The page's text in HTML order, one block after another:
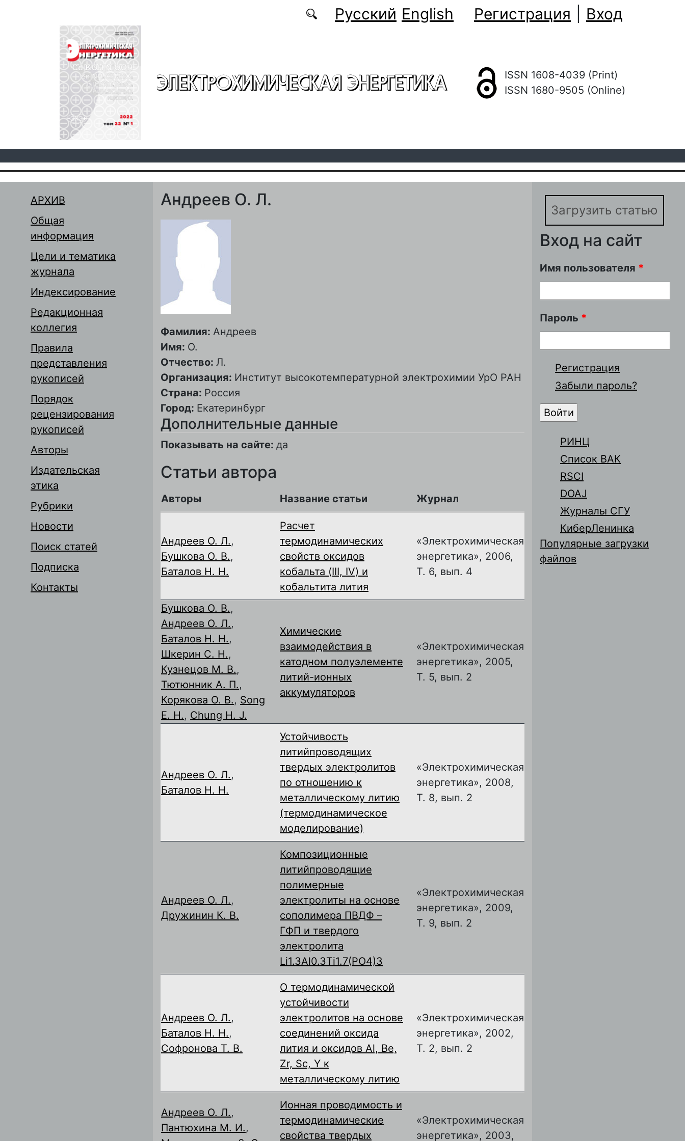
Русский English Регистрация Вход
ЭЛЕКТРОХИМИЧЕСКАЯ ЭНЕРГЕТИКА
ISSN 1608-4039 (Print)
ISSN 1680-9505 (Online)
АРХИВ
Общая
информация
Цели и тематика
журнала
Индексирование
Редакционная
коллегия
Правила
представления
рукописей
Порядок
рецензирования
рукописей
Авторы
Издательская
этика
Рубрики
Новости
Поиск статей
Подписка
Контакты
Андреев О. Л.
Фамилия: Андреев
Имя: О.
Отчество: Л.
Организация: Институт высокотемпературной электрохимии УрО РАН
Страна: Россия
Город: Екатеринбург
Дополнительные данные
Показывать на сайте: да
Статьи автора
Авторы Название статьи Журнал
Андреев О. Л.,
Бушкова О. В.,
Баталов Н. Н.
Расчет
термодинамических
свойств оксидов
кобальта (III, IV) и
кобальтита лития
«Электрохимическая
энергетика», 2006,
Т. 6, вып. 4
Бушкова О. В.,
Андреев О. Л.,
Баталов Н. Н.,
Шкерин С. Н.,
Кузнецов М. В.,
Тютюнник А. П.,
Корякова О. В., Song
E. H., Chung H. J.
Химические
взаимодействия в
катодном полуэлементе
литий-ионных
аккумуляторов
«Электрохимическая
энергетика», 2005,
Т. 5, вып. 2
Андреев О. Л.,
Баталов Н. Н.
Устойчивость
литийпроводящих
твердых электролитов
по отношению к
металлическому литию
(термодинамическое
моделирование)
«Электрохимическая
энергетика», 2008,
Т. 8, вып. 2
Андреев О. Л.,
Дружинин К. В.
Композиционные
литийпроводящие
полимерные
электролиты на основе
сополимера ПВДФ –
ГФП и твердого
электролита
Li1.3Al0.3Ti1.7(PO4)3
«Электрохимическая
энергетика», 2009,
Т. 9, вып. 2
Андреев О. Л.,
Баталов Н. Н.,
Софронова Т. В.
О термодинамической
устойчивости
электролитов на основе
соединений оксида
лития и оксидов Al, Be,
Zr, Sc, Y к
металлическому литию
«Электрохимическая
энергетика», 2002,
Т. 2, вып. 2
Андреев О. Л.,
Пантюхина М. И.,
Ионная проводимость и
термодинамические
свойства твердых
«Электрохимическая
энергетика», 2003,
Загрузить статью
Вход на сайт
Имя пользователя *
Пароль *
Регистрация
Забыли пароль?
РИНЦ
Список ВАК
RSCI
DOAJ
Журналы СГУ
КиберЛенинка
Популярные загрузки
файлов